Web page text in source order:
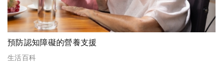
預防認知障礙的營養支援
生活百科